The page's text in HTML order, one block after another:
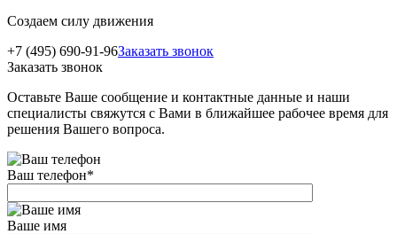
Создаем силу движения
+7 (495) 690-91-96Заказать звонок
Заказать звонок
Оставьте Ваше сообщение и контактные данные и наши
специалисты свяжутся с Вами в ближайшее рабочее время для
решения Вашего вопроса.
Ваш телефон*
Ваше имя